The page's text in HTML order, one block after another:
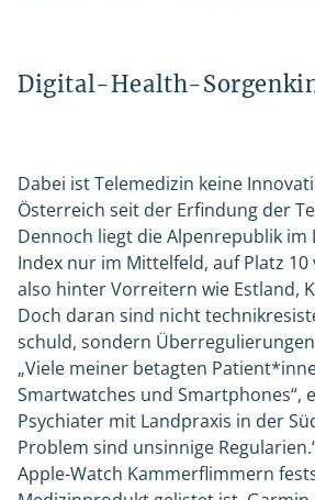
Digital-Health-
Dabei ist Telemedizin keine
Österreich seit der Erfindung der
Dennoch liegt die Alpenrepublik im
Index nur im Mittelfeld, auf Platz 10
also hinter Vorreitern wie Estland,
Doch daran sind nicht
schuld, sondern
„Viele meiner betagten
Smartwatches und Smartphones“,
Psychiater mit Landpraxis in der
Problem sind unsinnige
Apple-Watch Kammerflimmern